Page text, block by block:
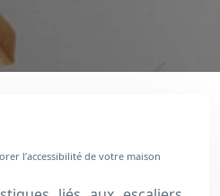
l’accessibilité de votre maison